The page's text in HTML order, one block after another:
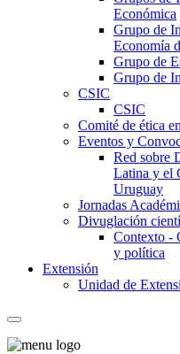
Económica
Grupo de
Economía
Grupo de
Grupo de
CSIC
CSIC
Comité de ética
Eventos y
Red sobre
Latina y el
Uruguay
Jornadas
Divuglación
Contexto -
y política
Extensión
Unidad de